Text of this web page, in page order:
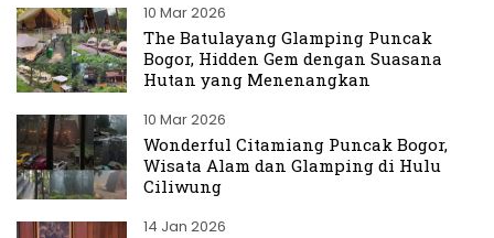
10 Mar 2026
The Batulayang Glamping Puncak
Bogor, Hidden Gem dengan Suasana
Hutan yang Menenangkan
10 Mar 2026
Wonderful Citamiang Puncak Bogor,
Wisata Alam dan Glamping di Hulu
Ciliwung
14 Jan 2026